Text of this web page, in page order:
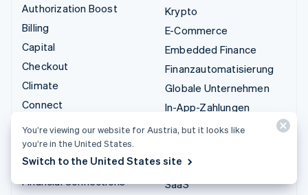
Authorization Boost
Billing
Capital
Checkout
Climate
Connect
Data Pipeline
Elements
Financial Connections
Krypto
E-Commerce
Embedded Finance
Finanzautomatisierung
Globale Unternehmen
In-App-Zahlungen
Marktplätze
Plattformen
SaaS
You’re viewing our website for Austria, but it looks like
you’re in the United States.
Switch to the United States site